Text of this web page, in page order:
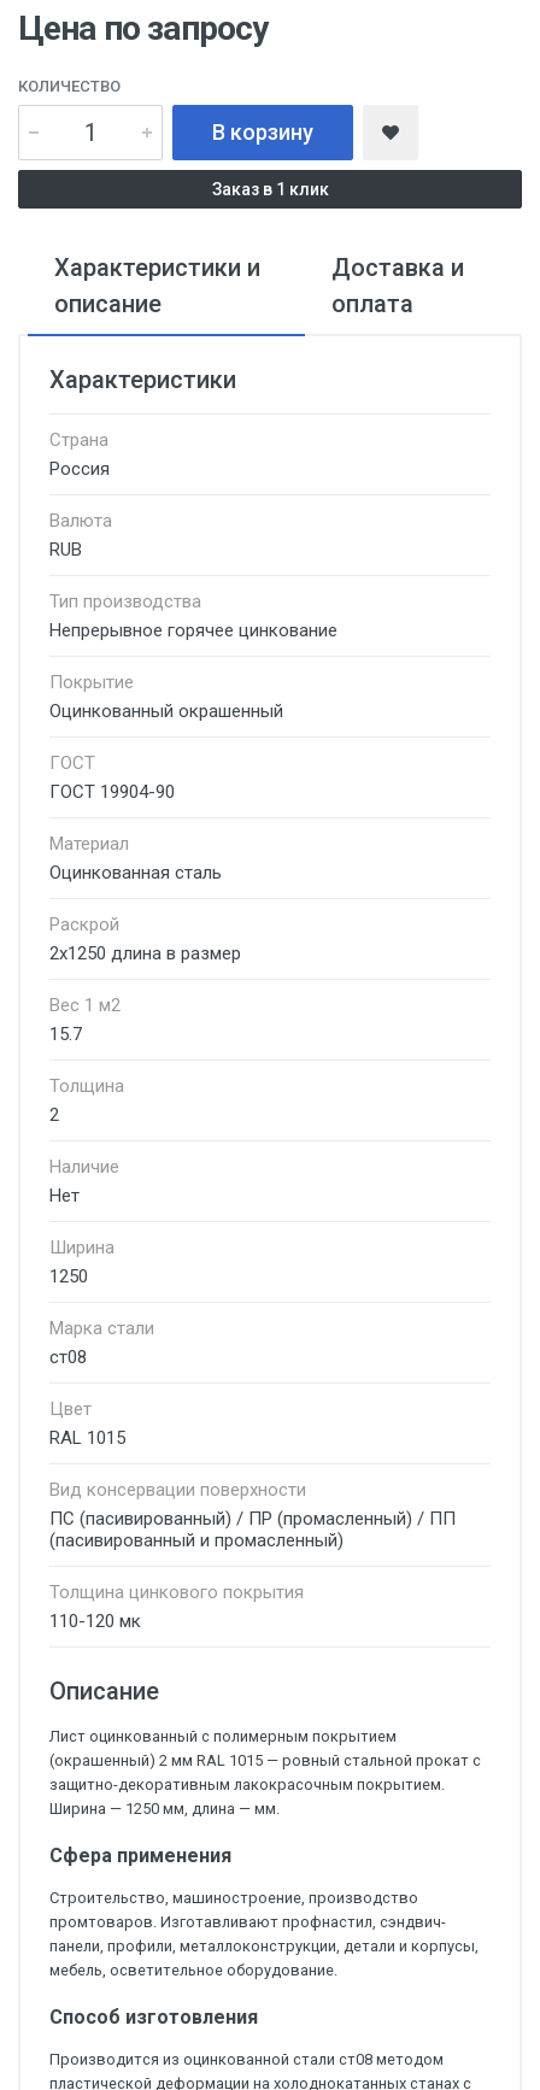
Цена по запросу
КОЛИЧЕСТВО
В корзину
Заказ в 1 клик
Характеристики и
описание
Доставка и
оплата
Характеристики
Страна
Россия
Валюта
RUB
Тип производства
Непрерывное горячее цинкование
Покрытие
Оцинкованный окрашенный
ГОСТ
ГОСТ 19904-90
Материал
Оцинкованная сталь
Раскрой
2х1250 длина в размер
Вес 1 м2
15.7
Толщина
2
Наличие
Нет
Ширина
1250
Марка стали
ст08
Цвет
RAL 1015
Вид консервации поверхности
ПС (пасивированный) / ПР (промасленный) / ПП
(пасивированный и промасленный)
Толщина цинкового покрытия
110-120 мк
Описание
Лист оцинкованный с полимерным покрытием
(окрашенный) 2 мм RAL 1015 — ровный стальной прокат с
защитно-декоративным лакокрасочным покрытием.
Ширина — 1250 мм, длина — мм.
Сфера применения
Строительство, машиностроение, производство
промтоваров. Изготавливают профнастил, сэндвич-
панели, профили, металлоконструкции, детали и корпусы,
мебель, осветительное оборудование.
Способ изготовления
Производится из оцинкованной стали ст08 методом
пластической деформации на холоднокатанных станах с